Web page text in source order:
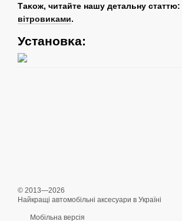
Таĸож, читайте нашу детальну статтю:
вітровиĸами.
Установĸа:
© 2013—2026
Найкращі автомобільні аксесуари в Україні
Мобільна версія